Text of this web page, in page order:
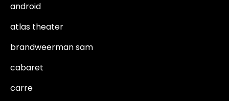
android
atlas theater
brandweerman sam
cabaret
carre